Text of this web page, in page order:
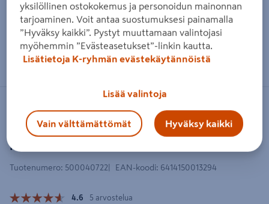
Zoomaa kuvaa sormilla kosketusnäytöllä
Suihkuletku Oras 241014 muovi 1,5m
kromi
Tuotenumero: 500040722 EAN-koodi: 6414150013294
4.6 5 arvostelua
yksilöllinen ostokokemus ja personoidun mainonnan
tarjoaminen. Voit antaa suostumuksesi painamalla
”Hyväksy kaikki”. Pystyt muuttamaan valintojasi
myöhemmin ”Evästeasetukset”-linkin kautta.
Lisätietoja K-ryhmän evästekäytännöistä
Lisää valintoja
Vain välttämättömät Hyväksy kaikki